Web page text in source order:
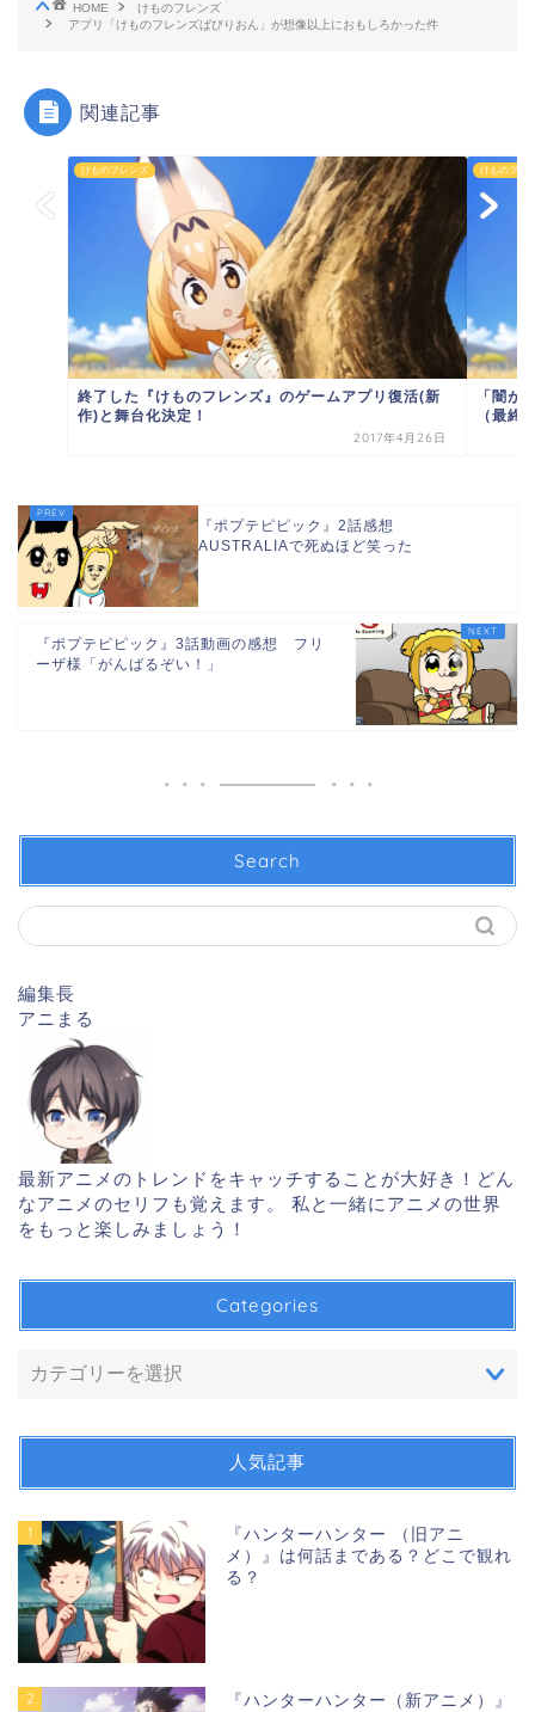
HOME
けものフレンズ
アプリ「けものフレンズぱびりおん」が想像以上におもしろかった件
関連記事
けものフレンズ
終了した『けものフレンズ』のゲームアプリ復活(新
作)と舞台化決定！
2017年4月26日
けものフレ
「闇が
（最終
『ポプテピピック』2話感想
AUSTRALIAで死ぬほど笑った
『ポプテピピック』3話動画の感想 フリ
ーザ様「がんばるぞい！」
Search
編集長
アニまる
最新アニメのトレンドをキャッチすることが大好き！どん
なアニメのセリフも覚えます。 私と一緒にアニメの世界
をもっと楽しみましょう！
Categories
人気記事
1
『ハンターハンター （旧アニ
メ）』は何話まである？どこで観れ
る？
2
『ハンターハンター（新アニメ）』